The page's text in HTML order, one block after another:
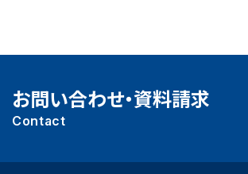
お問い合わせ・資料請求
Contact